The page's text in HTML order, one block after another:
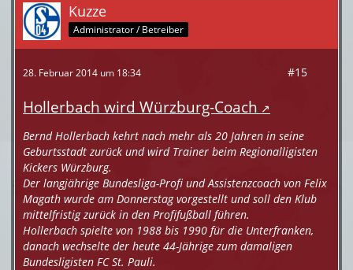
Kuzze
Administrator / Betreiber
28. Februar 2014 um 18:34 #15
Hollerbach wird Würzburg-Coach
Bernd Hollerbach kehrt nach mehr als 20 Jahren in seine
Geburtsstadt zurück und wird Trainer beim Regionalligisten
Kickers Würzburg.
Der langjährige Bundesliga-Profi und Assistenzcoach von Felix
Magath wurde am Donnerstag vorgestellt und soll den Klub
mittelfristig zurück in den Profifußball führen.
Hollerbach spielte von 1988 bis 1990 für die Unterfranken,
danach wechselte der heute 44-Jährige zum damaligen
Bundesligisten FC St. Pauli.